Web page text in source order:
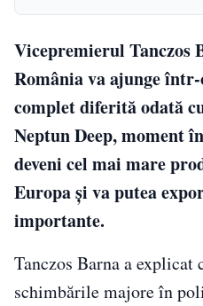
Vicepremierul Tanczos
România va ajunge
complet diferită odată
Neptun Deep, moment
deveni cel mai mare
Europa și va putea
importante.
Tanczos Barna a explicat
schimbările majore în